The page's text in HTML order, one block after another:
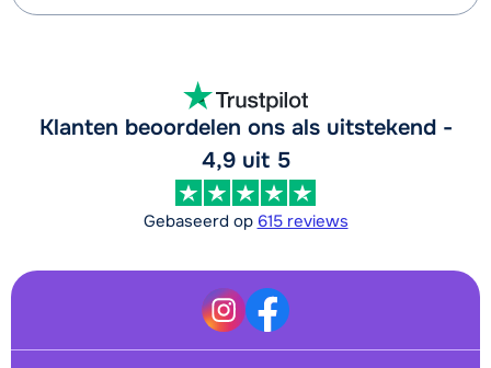
Klanten beoordelen ons als uitstekend -
4,9 uit 5
Gebaseerd op 615 reviews